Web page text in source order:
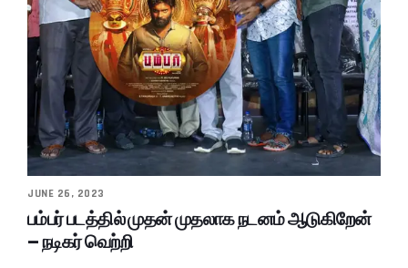
JUNE 26, 2023
பம்பர் படத்தில் முதன் முதலாக நடனம் ஆடுகிறேன்
– நடிகர் வெற்றி